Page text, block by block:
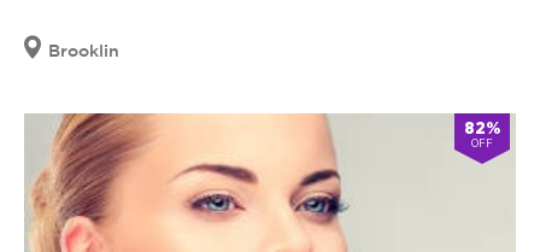
Brooklin
82%
OFF